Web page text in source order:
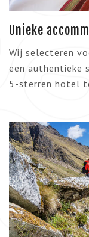
Unieke
Wij selecteren
een authentieke
5-sterren hotel